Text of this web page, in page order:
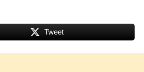
Tweet